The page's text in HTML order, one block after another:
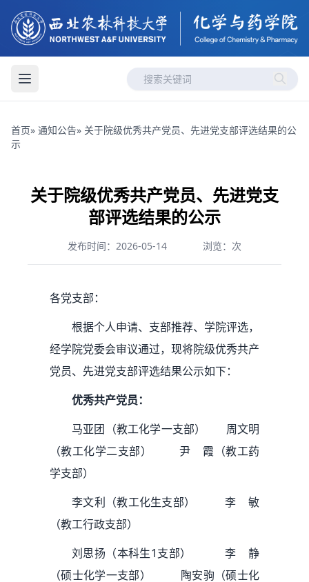
首页» 通知公告» 关于院级优秀共产党员、先进党支部评选结果的公
示
关于院级优秀共产党员、先进党支
部评选结果的公示
发布时间：2026-05-14 浏览： 次
各党支部：
根据个人申请、支部推荐、学院评选，
经学院党委会审议通过，现将院级优秀共产
党员、先进党支部评选结果公示如下：
优秀共产党员：
马亚团（教工化学一支部） 周文明
（教工化学二支部） 尹 霞（教工药
学支部）
李文利（教工化生支部） 李 敏
（教工行政支部）
刘思扬（本科生1支部） 李 静
（硕士化学一支部） 陶安驹（硕士化